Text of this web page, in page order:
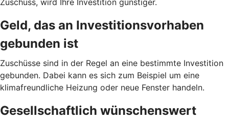
Geld, das an Investitionsvorhaben
gebunden ist
Zuschüsse sind in der Regel an eine bestimmte Investition
gebunden. Dabei kann es sich zum Beispiel um eine
klimafreundliche Heizung oder neue Fenster handeln.
Gesellschaftlich wünschenswert